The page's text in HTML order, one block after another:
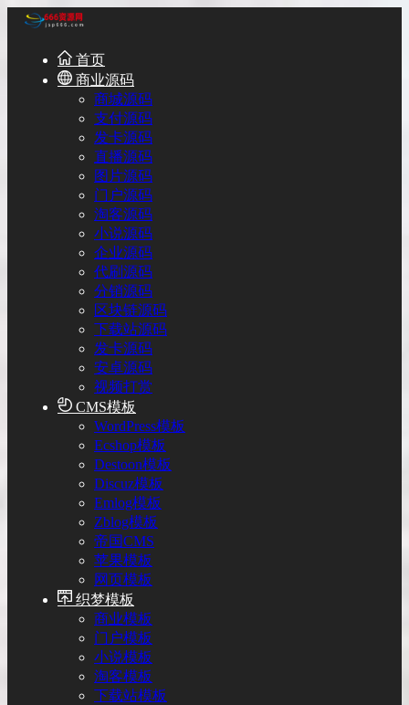
首页
商业源码
商城源码
支付源码
发卡源码
直播源码
图片源码
门户源码
淘客源码
小说源码
企业源码
代刷源码
分销源码
区块链源码
下载站源码
发卡源码
安卓源码
视频打赏
CMS模板
WordPress模板
Ecshop模板
Destoon模板
Discuz模板
Emlog模板
Zblog模板
帝国CMS
苹果模板
网页模板
织梦模板
商业模板
门户模板
小说模板
淘客模板
下载站模板